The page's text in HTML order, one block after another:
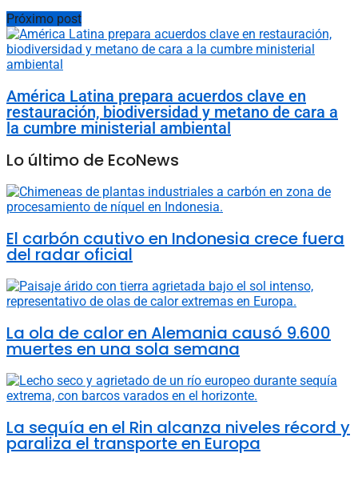
Próximo post
América Latina prepara acuerdos clave en
restauración, biodiversidad y metano de cara a
la cumbre ministerial ambiental
Lo último de EcoNews
El carbón cautivo en Indonesia crece fuera
del radar oficial
La ola de calor en Alemania causó 9.600
muertes en una sola semana
La sequía en el Rin alcanza niveles récord y
paraliza el transporte en Europa